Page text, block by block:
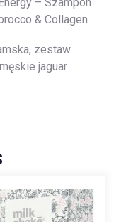
– Szampon
& Collagen
zestaw
jaguar